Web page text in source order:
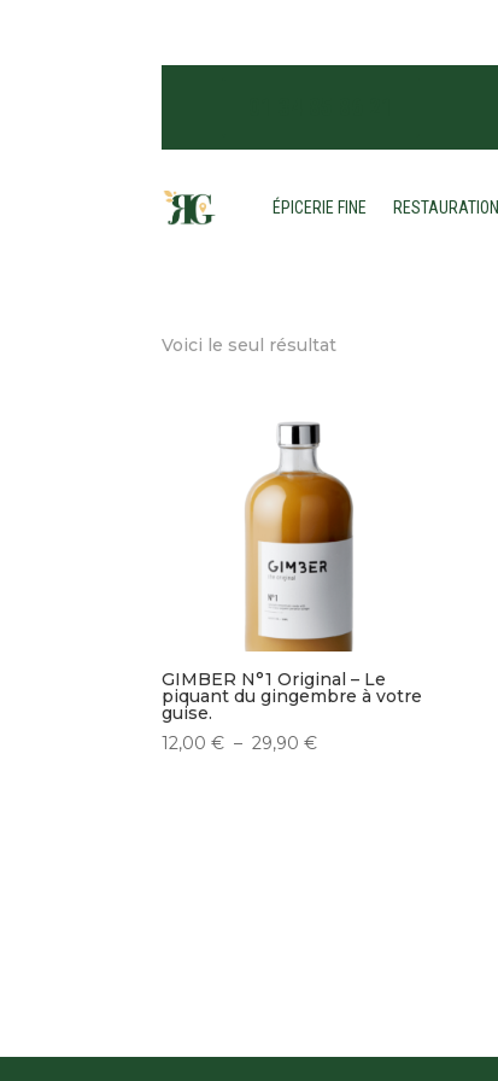
ÉPICERIE FINE RESTAURATION
Voici le seul résultat
GIMBER N°1 Original – Le
piquant du gingembre à votre
guise.
12,00€ – 29,90€Plage